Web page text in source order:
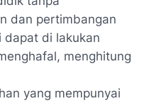
dan pertimbangan
dapat di lakukan
menghitung
yang mempunyai